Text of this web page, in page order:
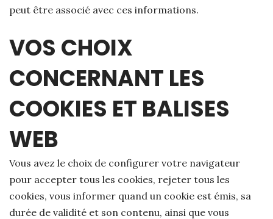
peut être associé avec ces informations.
VOS CHOIX
CONCERNANT LES
COOKIES ET BALISES
WEB
Vous avez le choix de configurer votre navigateur
pour accepter tous les cookies, rejeter tous les
cookies, vous informer quand un cookie est émis, sa
durée de validité et son contenu, ainsi que vous